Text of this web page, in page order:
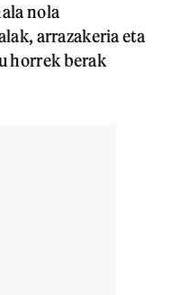
nola
arrazakeria eta
horrek berak